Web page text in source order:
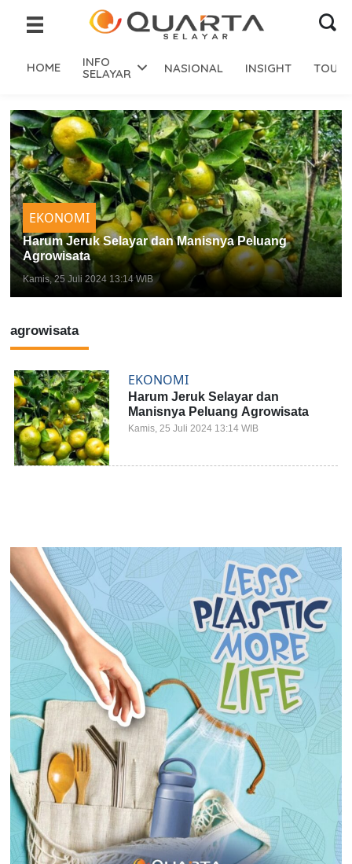
HOME INFO
SELAYAR NASIONAL INSIGHT
EKONOMI
Harum Jeruk Selayar dan Manisnya Peluang
Agrowisata
Kamis, 25 Juli 2024 13:14 WIB
agrowisata
EKONOMI
Harum Jeruk Selayar dan
Manisnya Peluang Agrowisata
Kamis, 25 Juli 2024 13:14 WIB